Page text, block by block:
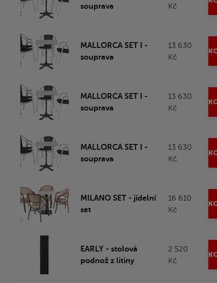
souprava
Kč
MALLORCA SET I -
souprava
13 630
Kč
MALLORCA SET I -
souprava
13 630
Kč
MALLORCA SET I -
souprava
13 630
Kč
MILANO SET - jídelní
set
16 610
Kč
EARLY - stolová
podnož z litiny
2 520
Kč